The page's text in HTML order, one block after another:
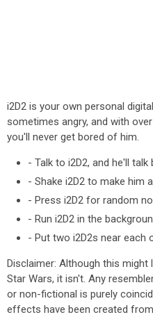
i2D2 is your own personal
sometimes angry, and with
you'll never get bored of him.
- Talk to i2D2, and he'll talk
- Shake i2D2 to make him
- Press i2D2 for random
- Run i2D2 in the
- Put two i2D2s near each
Disclaimer: Although this might
Star Wars, it isn't. Any
or non-fictional is purely
effects have been created